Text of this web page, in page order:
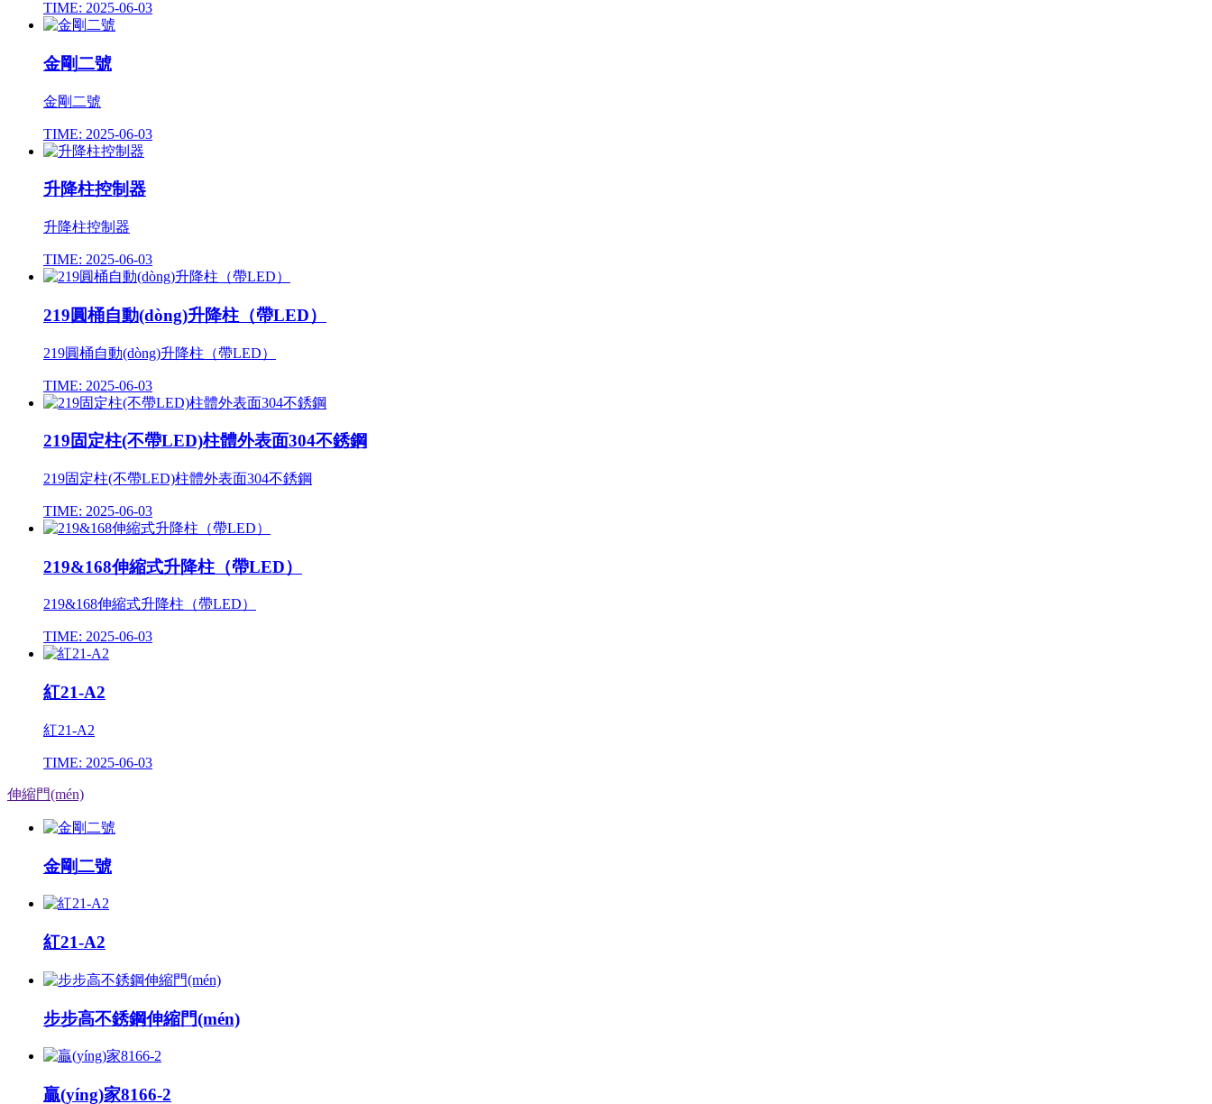
TIME: 2025-06-03
金剛二號
金剛二號
TIME: 2025-06-03
升降柱控制器
升降柱控制器
TIME: 2025-06-03
219圓桶自動(dòng)升降柱（帶LED）
219圓桶自動(dòng)升降柱（帶LED）
TIME: 2025-06-03
219固定柱(不帶LED)柱體外表面304不銹鋼
219固定柱(不帶LED)柱體外表面304不銹鋼
TIME: 2025-06-03
219&168伸縮式升降柱（帶LED）
219&168伸縮式升降柱（帶LED）
TIME: 2025-06-03
紅21-A2
紅21-A2
TIME: 2025-06-03
伸縮門(mén)
金剛二號
紅21-A2
步步高不銹鋼伸縮門(mén)
贏(yíng)家8166-2